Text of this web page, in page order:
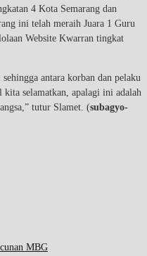
4 Kota Semarang dan
ini telah meraih Juara 1 Guru
Website Kwarran tingkat
antara korban dan pelaku
selamatkan, apalagi ini adalah
tutur Slamet. (subagyo-
MBG